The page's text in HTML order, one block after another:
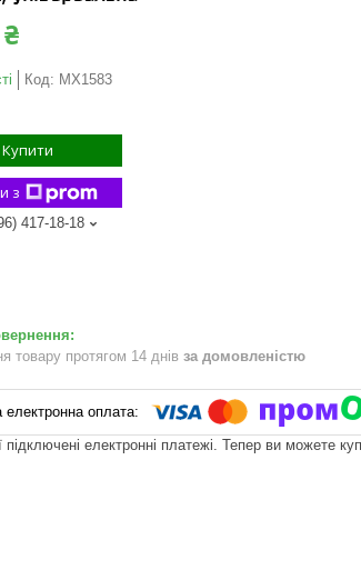
Код: MX1583
Купити
з
417-18-18
товару протягом 14 днів за домовленістю
підключені електронні платежі. Тепер ви можете